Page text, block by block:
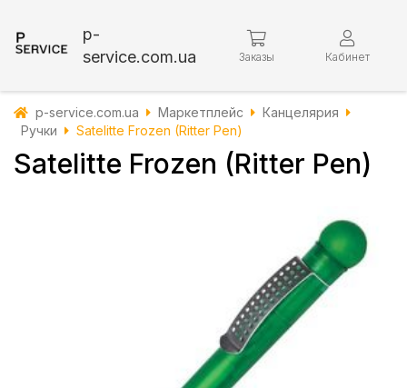
p-
service.com.ua
Заказы Кабинет
p-service.com.ua Маркетплейс
Канцелярия
Ручки
Satelitte Frozen (Ritter Pen)
Satelitte Frozen (Ritter Pen)